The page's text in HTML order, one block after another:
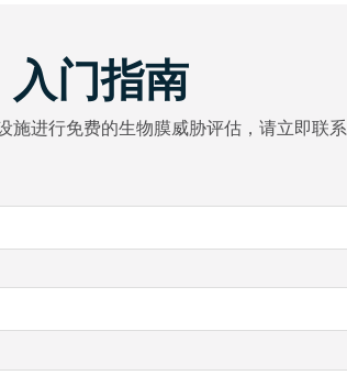
入门指南
施进行免费的生物膜威胁评估，请立即联